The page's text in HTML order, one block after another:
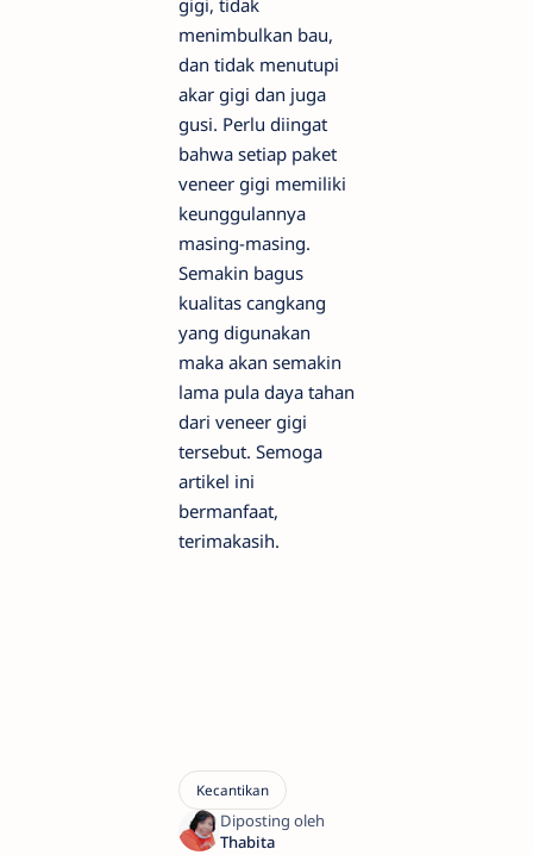
gigi, tidak
menimbulkan bau,
dan tidak menutupi
akar gigi dan juga
gusi. Perlu diingat
bahwa setiap paket
veneer gigi memiliki
keunggulannya
masing-masing.
Semakin bagus
kualitas cangkang
yang digunakan
maka akan semakin
lama pula daya tahan
dari veneer gigi
tersebut. Semoga
artikel ini
bermanfaat,
terimakasih.